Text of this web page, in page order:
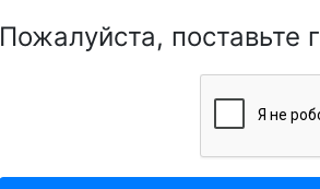
Пожалуйста, поставьте